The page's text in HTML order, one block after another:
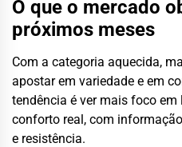
O que o mercado
próximos meses
Com a categoria aquecida,
apostar em variedade e em
tendência é ver mais foco
conforto real, com
e resistência.